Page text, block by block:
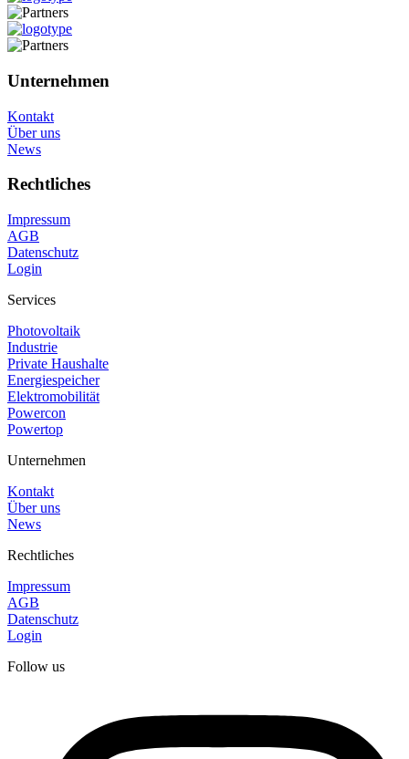
Unternehmen
Kontakt
Über uns
News
Rechtliches
Impressum
AGB
Datenschutz
Login
Services
Photovoltaik
Industrie
Private Haushalte
Energiespeicher
Elektromobilität
Powercon
Powertop
Unternehmen
Kontakt
Über uns
News
Rechtliches
Impressum
AGB
Datenschutz
Login
Follow us